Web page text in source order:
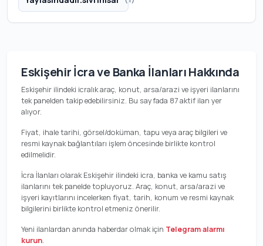
Eskişehir İcra ve Banka İlanları Hakkında
Eskişehir ilindeki icralık araç, konut, arsa/arazi ve işyeri ilanlarını
tek panelden takip edebilirsiniz. Bu sayfada 87 aktif ilan yer
alıyor.
Fiyat, ihale tarihi, görsel/doküman, tapu veya araç bilgileri ve
resmi kaynak bağlantıları işlem öncesinde birlikte kontrol
edilmelidir.
İcra İlanları olarak Eskişehir ilindeki icra, banka ve kamu satış
ilanlarını tek panelde topluyoruz. Araç, konut, arsa/arazi ve
işyeri kayıtlarını incelerken fiyat, tarih, konum ve resmi kaynak
bilgilerini birlikte kontrol etmeniz önerilir.
Yeni ilanlardan anında haberdar olmak için Telegram alarmı
kurun.